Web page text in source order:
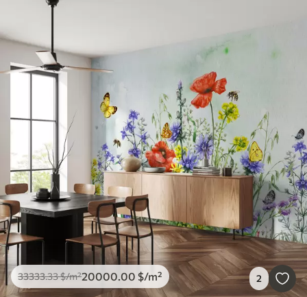
33333.33$/m²20000.00 $/m² 2